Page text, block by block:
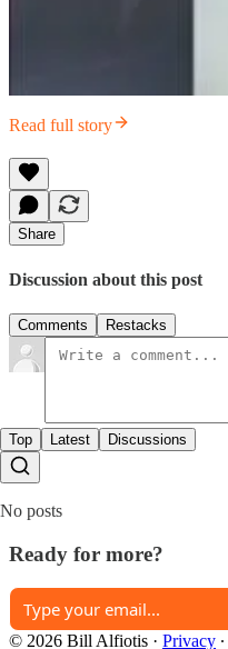
Read full story
Share
Discussion about this post
Comments Restacks
Top Latest Discussions
No posts
Ready for more?
© 2026 Bill Alfiotis · Privacy ∙